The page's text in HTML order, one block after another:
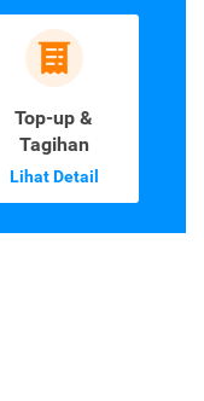
Top-up &
Tagihan
Lihat Detail